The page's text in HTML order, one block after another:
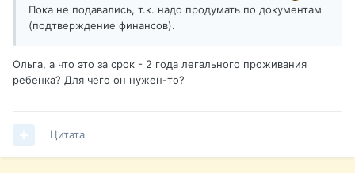
Пока не подавались, т.к. надо продумать по документам
(подтверждение финансов).
Ольга, а что это за срок - 2 года легального проживания
ребенка? Для чего он нужен-то?
Цитата